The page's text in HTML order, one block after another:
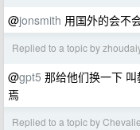
@jonsmith 用国外的会不
Replied to a topic by
@gpt5 那给他们换一下
焉
Replied to a topic by